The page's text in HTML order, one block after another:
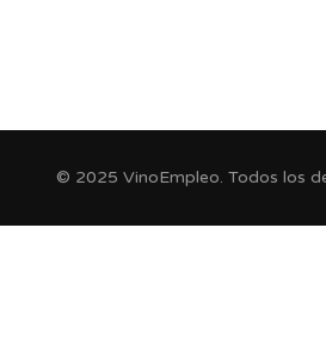
© 2025 VinoEmpleo. Todos los